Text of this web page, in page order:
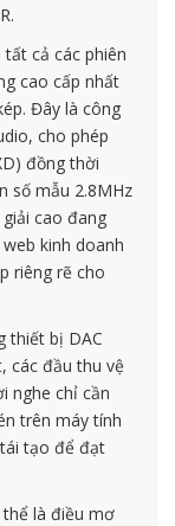
cả các phiên
cao cấp nhất
Đây là công
cho phép
đồng thời
số mẫu 2.8MHz
cao đang
kinh doanh
riêng rẽ cho
thiết bị DAC
các đầu thu vệ
nghe chỉ cần
trên máy tính
tạo để đạt
thể là điều mơ